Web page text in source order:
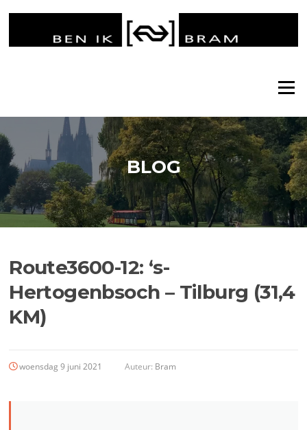
Menu
BLOG
Route3600-12: ‘s-
Hertogenbsoch – Tilburg (31,4
KM)
woensdag 9 juni 2021 Auteur: Bram